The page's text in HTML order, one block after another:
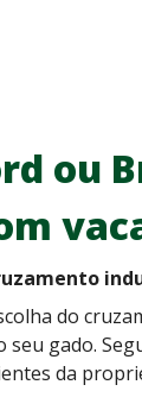
ou
do
gado.
da